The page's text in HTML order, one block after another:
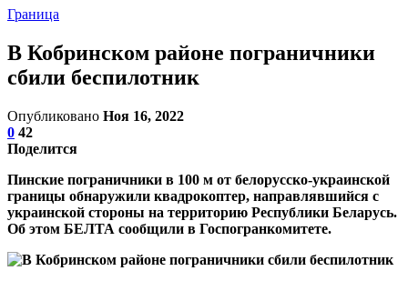
Граница
В Кобринском районе пограничники
сбили беспилотник
Опубликовано Ноя 16, 2022
0 42
Поделится
Пинские пограничники в 100 м от белорусско-украинской
границы обнаружили квадрокоптер, направлявшийся с
украинской стороны на территорию Республики Беларусь.
Об этом БЕЛТА сообщили в Госпогранкомитете.